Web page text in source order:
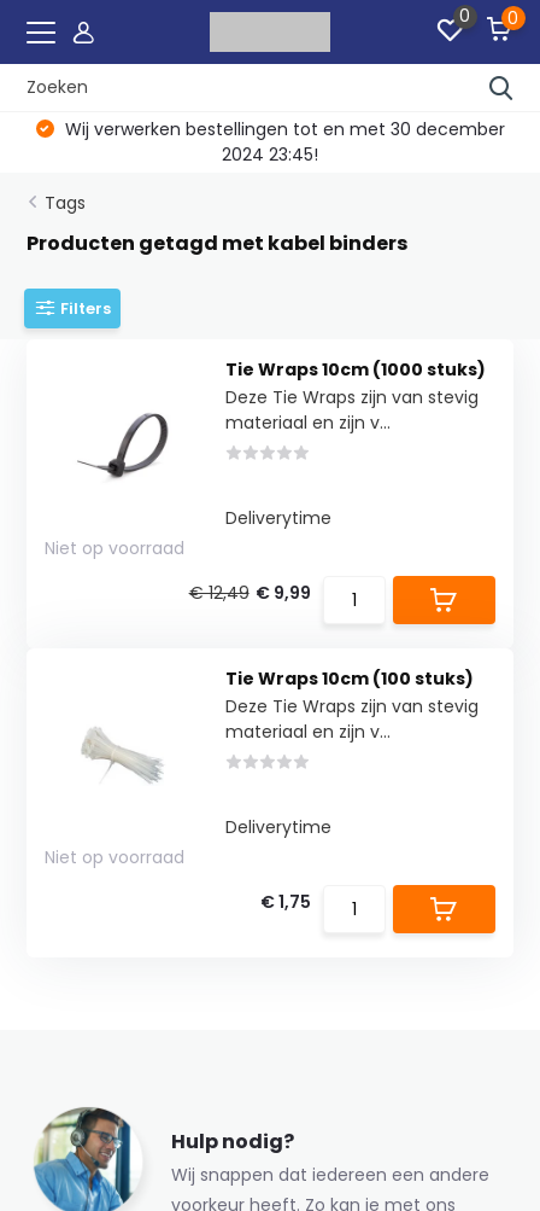
0 0
Wij verwerken bestellingen tot en met 30 december
2024 23:45!
Tags
Producten getagd met kabel binders
Filters
Tie Wraps 10cm (1000 stuks)
Deze Tie Wraps zijn van stevig
materiaal en zijn v...
Deliverytime
Niet op voorraad
€ 12,49 € 9,99
Tie Wraps 10cm (100 stuks)
Deze Tie Wraps zijn van stevig
materiaal en zijn v...
Deliverytime
Niet op voorraad
€ 1,75
Hulp nodig?
Wij snappen dat iedereen een andere
voorkeur heeft. Zo kan je met ons